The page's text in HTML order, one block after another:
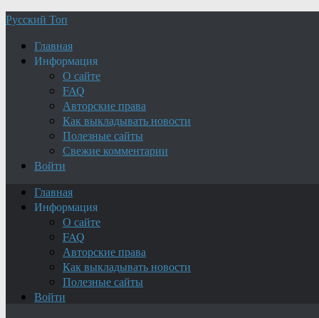
Русский Топ
Главная
Информация
О сайте
FAQ
Авторские права
Как выкладывать новости
Полезные сайты
Свежие комментарии
Войти
Главная
Информация
О сайте
FAQ
Авторские права
Как выкладывать новости
Полезные сайты
Войти